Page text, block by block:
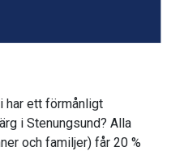
har ett förmånligt
i Stenungsund? Alla
och familjer) får 20 %